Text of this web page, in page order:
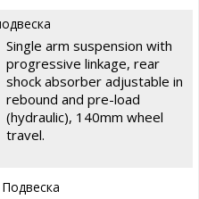
Single arm suspension with
progressive linkage, rear
shock absorber adjustable in
rebound and pre-load
(hydraulic), 140mm wheel
travel.